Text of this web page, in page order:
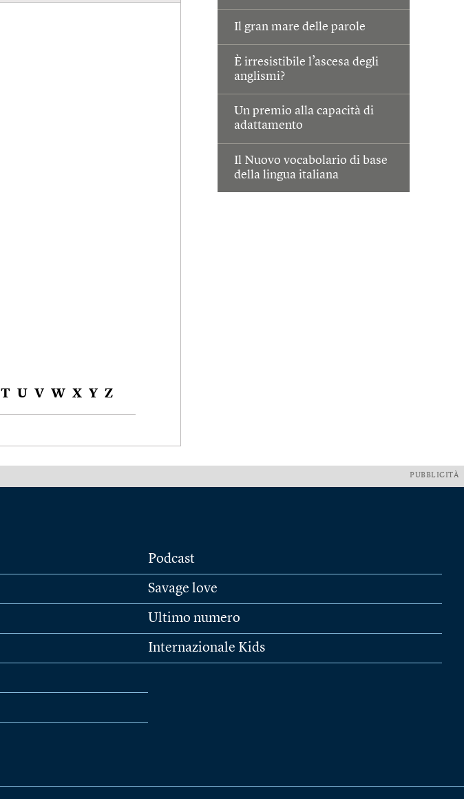
Il gran mare delle parole
È irresistibile l’ascesa degli
anglismi?
Un premio alla capacità di
adattamento
Il Nuovo vocabolario di base
della lingua italiana
T U V W X Y Z
PUBBLICITÀ
Podcast
Savage love
Ultimo numero
Internazionale Kids